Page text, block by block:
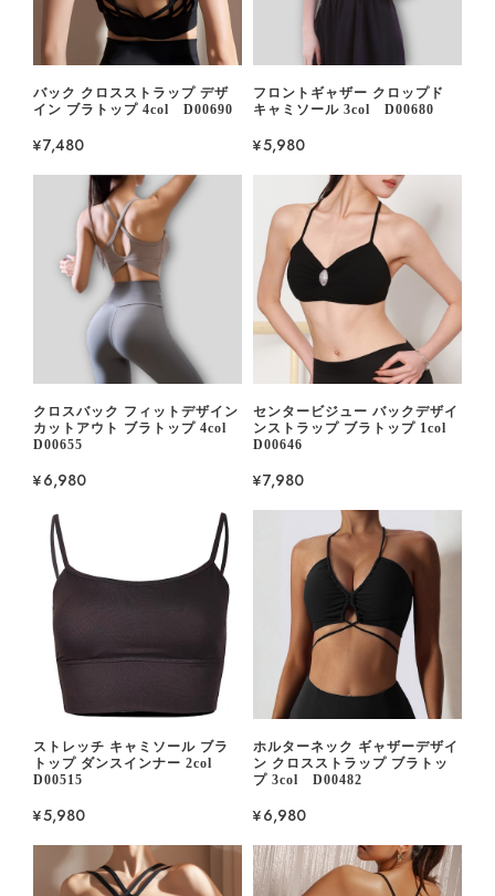
バック クロスストラップ デザ
イン ブラトップ 4col D00690
¥7,480
フロントギャザー クロップド
キャミソール 3col D00680
¥5,980
クロスバック フィットデザイン
カットアウト ブラトップ 4col
D00655
¥6,980
センタービジュー バックデザイ
ンストラップ ブラトップ 1col
D00646
¥7,980
ストレッチ キャミソール ブラ
トップ ダンスインナー 2col
D00515
¥5,980
ホルターネック ギャザーデザイ
ン クロスストラップ ブラトッ
プ 3col D00482
¥6,980